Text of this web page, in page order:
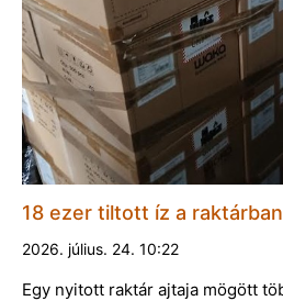
18 ezer tiltott íz a raktárban
2026. július. 24. 10:22
Egy nyitott raktár ajtaja mögött